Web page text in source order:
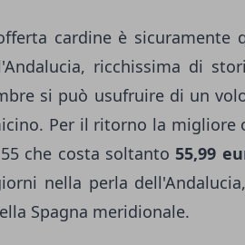
cardine è sicuramente
ricchissima di
si può usufruire di un
Per il ritorno la migliore
che costa soltanto 55,99
nella perla
Spagna meridionale.